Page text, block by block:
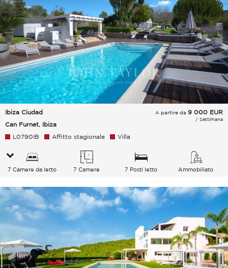
Ibiza Ciudad
Can Furnet, Ibiza
A partire da 9 000 EUR
/ Settimana
L0790IB Affitto stagionale Villa
7 Camere da letto 7 Camere 7 Posti letto Ammobiliato